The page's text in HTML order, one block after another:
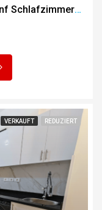
Möblierte, abgetrennte Villa mit fünf Schlafzimmern in Makadi Heights
VERKAUFT REDUZIERT